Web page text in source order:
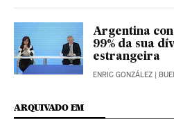
Argentina
99% da sua
estrangeira
ENRIC GONZÁLEZ |
ARQUIVADO EM